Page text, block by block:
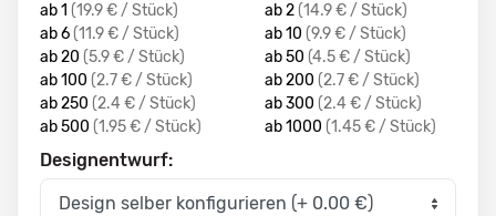
ab 1 (19.9 € / Stück) ab 2(14.9 € / Stück)
ab 6(11.9 € / Stück) ab 10 (9.9 € / Stück)
ab 20 (5.9 € / Stück) ab 50 (4.5 € / Stück)
ab 100 (2.7 € / Stück) ab 200 (2.7 € / Stück)
ab 250 (2.4 € / Stück) ab 300 (2.4 € / Stück)
ab 500 (1.95 € / Stück) ab 1000 (1.45 € / Stück)
Designentwurf: